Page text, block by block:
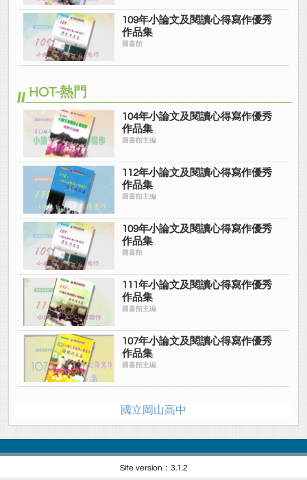
109年小論文及閱讀心得寫作優秀
作品集
圖書館
HOT-熱門
104年小論文及閱讀心得寫作優秀
作品集
圖書館主編
112年小論文及閱讀心得寫作優秀
作品集
圖書館主編
109年小論文及閱讀心得寫作優秀
作品集
圖書館
111年小論文及閱讀心得寫作優秀
作品集
圖書館主編
107年小論文及閱讀心得寫作優秀
作品集
圖書館主編
國立岡山高中
Site version：3.1.2